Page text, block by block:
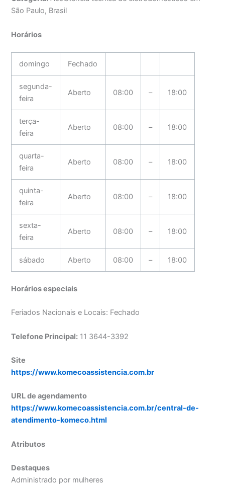
São Paulo, Brasil
Horários
domingo Fechado
segunda-
feira
Aberto 08:00 – 18:00
terça-
feira
Aberto 08:00 – 18:00
quarta-
feira
Aberto 08:00 – 18:00
quinta-
feira
Aberto 08:00 – 18:00
sexta-
feira
Aberto 08:00 – 18:00
sábado Aberto 08:00 – 18:00
Horários especiais
Feriados Nacionais e Locais: Fechado
Telefone Principal: 11 3644-3392
Site
https://www.komecoassistencia.com.br
URL de agendamento
https://www.komecoassistencia.com.br/central-de-
atendimento-komeco.html
Atributos
Destaques
Administrado por mulheres